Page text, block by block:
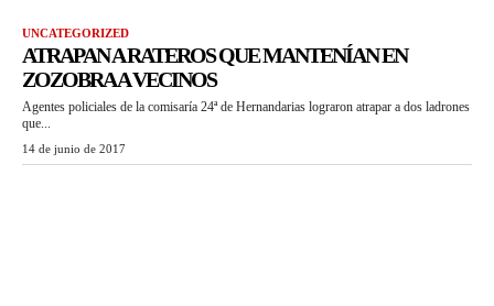
UNCATEGORIZED
ATRAPAN A RATEROS QUE MANTENÍAN EN
ZOZOBRA A VECINOS
Agentes policiales de la comisaría 24ª de Hernandarias lograron atrapar a dos ladrones
que...
14 de junio de 2017